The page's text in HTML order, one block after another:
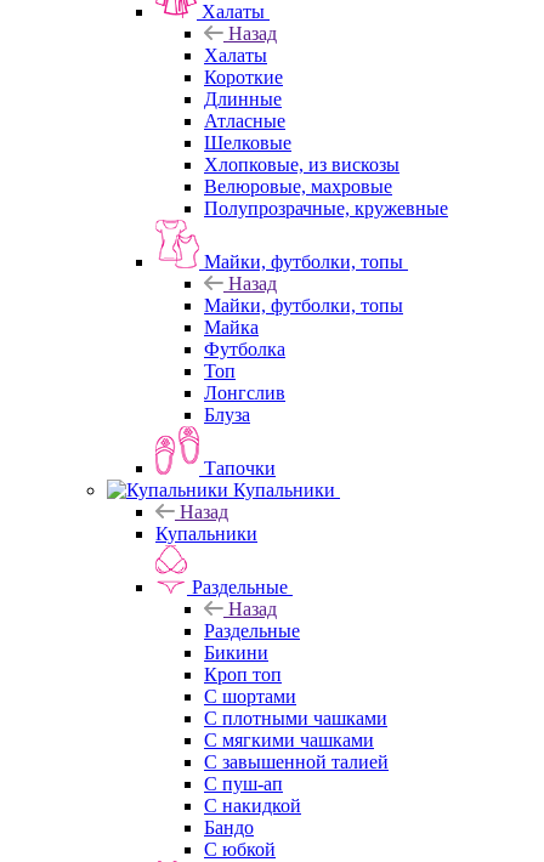
Халаты
Назад
Халаты
Короткие
Длинные
Атласные
Шелковые
Хлопковые, из вискозы
Велюровые, махровые
Полупрозрачные, кружевные
Майки, футболки, топы
Назад
Майки, футболки, топы
Майка
Футболка
Топ
Лонгслив
Блуза
Тапочки
Купальники
Назад
Купальники
Раздельные
Назад
Раздельные
Бикини
Кроп топ
С шортами
С плотными чашками
С мягкими чашками
С завышенной талией
С пуш-ап
С накидкой
Бандо
С юбкой